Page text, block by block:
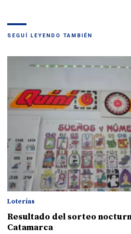
SEGUÍ LEYENDO TAMBIÉN
Loterías
Resultado del sorteo
Catamarca